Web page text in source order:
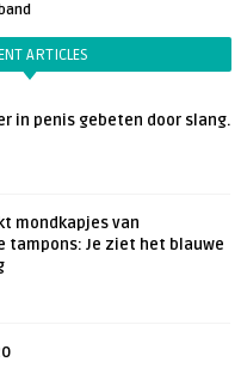
ARTICLES
in penis gebeten door slang.
mondkapjes van
tampons: Je ziet het blauwe